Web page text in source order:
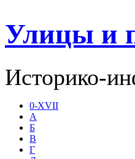
Улицы и
Историко-
0-XVII
А
Б
В
Г